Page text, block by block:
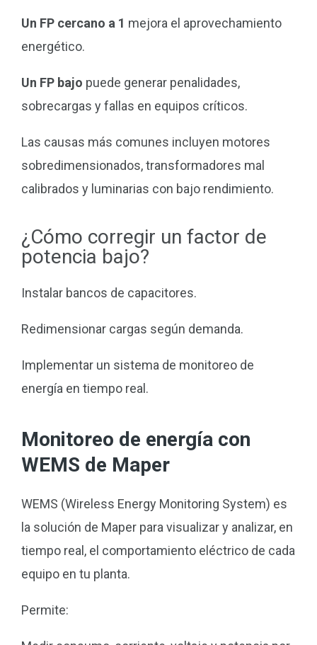
Un FP cercano a 1 mejora el aprovechamiento
energético.
Un FP bajo puede generar penalidades,
sobrecargas y fallas en equipos críticos.
Las causas más comunes incluyen motores
sobredimensionados, transformadores mal
calibrados y luminarias con bajo rendimiento.
¿Cómo corregir un factor de
potencia bajo?
Instalar bancos de capacitores.
Redimensionar cargas según demanda.
Implementar un sistema de monitoreo de
energía en tiempo real.
Monitoreo de energía con
WEMS de Maper
WEMS (Wireless Energy Monitoring System) es
la solución de Maper para visualizar y analizar, en
tiempo real, el comportamiento eléctrico de cada
equipo en tu planta.
Permite: